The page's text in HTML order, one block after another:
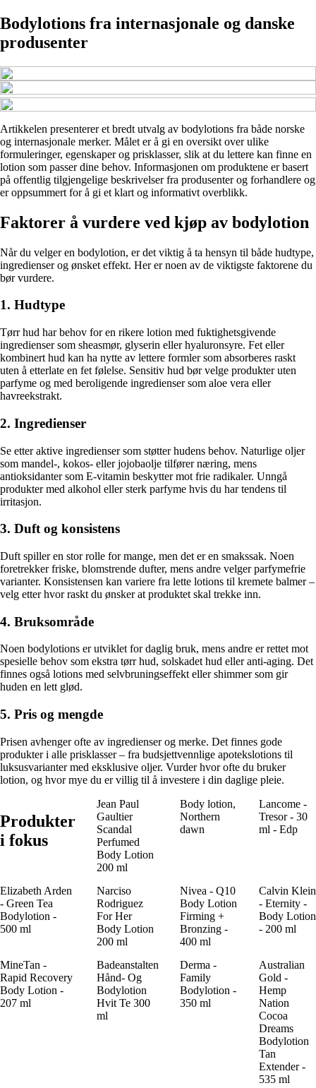
Bodylotions fra internasjonale og danske
produsenter
Artikkelen presenterer et bredt utvalg av bodylotions fra både norske
og internasjonale merker. Målet er å gi en oversikt over ulike
formuleringer, egenskaper og prisklasser, slik at du lettere kan finne en
lotion som passer dine behov. Informasjonen om produktene er basert
på offentlig tilgjengelige beskrivelser fra produsenter og forhandlere og
er oppsummert for å gi et klart og informativt overblikk.
Faktorer å vurdere ved kjøp av bodylotion
Når du velger en bodylotion, er det viktig å ta hensyn til både hudtype,
ingredienser og ønsket effekt. Her er noen av de viktigste faktorene du
bør vurdere.
1. Hudtype
Tørr hud har behov for en rikere lotion med fuktighetsgivende
ingredienser som sheasmør, glyserin eller hyaluronsyre. Fet eller
kombinert hud kan ha nytte av lettere formler som absorberes raskt
uten å etterlate en fet følelse. Sensitiv hud bør velge produkter uten
parfyme og med beroligende ingredienser som aloe vera eller
havreekstrakt.
2. Ingredienser
Se etter aktive ingredienser som støtter hudens behov. Naturlige oljer
som mandel-, kokos- eller jojobaolje tilfører næring, mens
antioksidanter som E-vitamin beskytter mot frie radikaler. Unngå
produkter med alkohol eller sterk parfyme hvis du har tendens til
irritasjon.
3. Duft og konsistens
Duft spiller en stor rolle for mange, men det er en smakssak. Noen
foretrekker friske, blomstrende dufter, mens andre velger parfymefrie
varianter. Konsistensen kan variere fra lette lotions til kremete balmer –
velg etter hvor raskt du ønsker at produktet skal trekke inn.
4. Bruksområde
Noen bodylotions er utviklet for daglig bruk, mens andre er rettet mot
spesielle behov som ekstra tørr hud, solskadet hud eller anti-aging. Det
finnes også lotions med selvbruningseffekt eller shimmer som gir
huden en lett glød.
5. Pris og mengde
Prisen avhenger ofte av ingredienser og merke. Det finnes gode
produkter i alle prisklasser – fra budsjettvennlige apotekslotions til
luksusvarianter med eksklusive oljer. Vurder hvor ofte du bruker
lotion, og hvor mye du er villig til å investere i din daglige pleie.
Produkter
i fokus
Jean Paul
Gaultier
Scandal
Perfumed
Body Lotion
200 ml
Body lotion,
Northern
dawn
Lancome -
Tresor - 30
ml - Edp
Elizabeth Arden
- Green Tea
Bodylotion -
500 ml
Narciso
Rodriguez
For Her
Body Lotion
200 ml
Nivea - Q10
Body Lotion
Firming +
Bronzing -
400 ml
Calvin Klein
- Eternity -
Body Lotion
- 200 ml
MineTan -
Rapid Recovery
Body Lotion -
207 ml
Badeanstalten
Hånd- Og
Bodylotion
Hvit Te 300
ml
Derma -
Family
Bodylotion -
350 ml
Australian
Gold -
Hemp
Nation
Cocoa
Dreams
Bodylotion
Tan
Extender -
535 ml